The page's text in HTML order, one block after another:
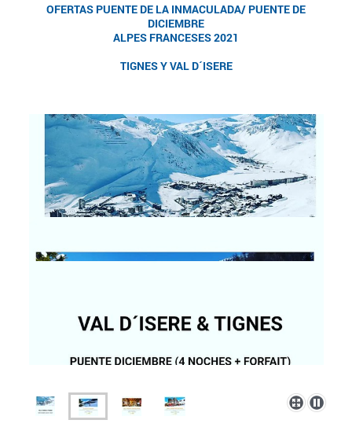
OFERTAS PUENTE DE LA INMACULADA/ PUENTE DE
DICIEMBRE
ALPES FRANCESES2021
TIGNES Y VAL D´ISERE